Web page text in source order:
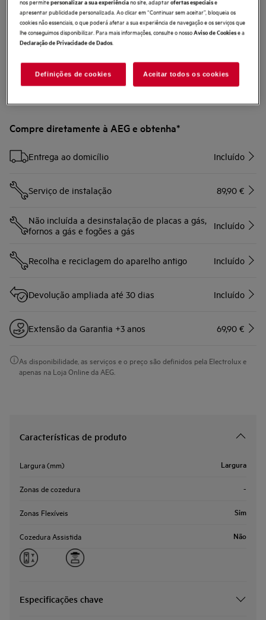
As instruções e avisos de segurança de acordo com o
manual do utilizador. Para uma utilização segura do produto, leia o
manual do utilizador completo.
Compre diretamente à AEG e obtenha*
Entrega ao domicílio Incluído
Serviço de instalação 89,90 €
Não incluída a desinstalação de placas a gás,
fornos a gás e fogões a gás
Incluído
Recolha e reciclagem do aparelho antigo Incluído
Devolução ampliada até 30 dias Incluído
Extensão da Garantia +3 anos 69,90 €
As disponibilidade, as serviços e o preço são definidos pela Electrolux e
apenas na Loja Online da AEG.
Características de produto
Largura (mm) Largura
Zonas de cozedura -
Zonas Flexíveis Sim
Cozedura Assistida Não
Especificações chave
apresentar publicidade personalizada. Ao clicar em “Continuar sem aceitar”, bloqueia os
cookies não essenciais, o que poderá afetar a sua experiência de navegação e os serviços que
lhe conseguimos disponibilizar. Para mais informações, consulte o nossoAviso de Cookiese a
Declaração de Privacidade de Dados
Definições de cookies Aceitar todos os cookies